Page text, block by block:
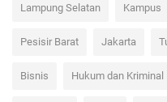
Lampung Selatan Kampus
Pesisir Barat Jakarta
Bisnis Hukum dan Kriminal